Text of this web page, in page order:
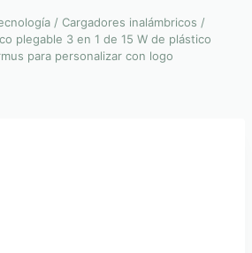
/ Cargadores inalámbricos /
plegable 3 en 1 de 15 W de plástico
para personalizar con logo